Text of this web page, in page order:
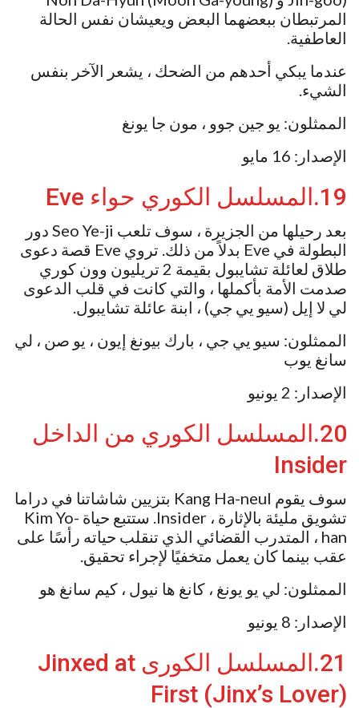
المرتبطان ببعضهما البعض ويعيشان نفس الحالة
العاطفية.
عندما يبكي أحدهم من الضحك ، يشعر الآخر بنفس
الشيء.
الممثلون: يو جين جوو ، مون جا يونغ
الإصدار: 16 مايو
19.المسلسل الكوري حواء Eve
بعد رحيلها من الجزيرة ، سوف تلعب Seo Ye-ji دور
البطولة في Eve بدلاً من ذلك. تروي Eve قصة دعوى
طلاق لعائلة تشايبول بقيمة 2 تريليون وون كوري
صدمت الأمة بأكملها ، والتي كانت في قلب الدعوى
لي لا إيل (سيو يي جي) ، ابنة عائلة تشايبول.
الممثلون: سيو يي جي ، بارك بيونغ إيون ، يو صن ، لي
سانغ يوب
الإصدار: 2 يونيو
20.المسلسل الكوري من الداخل
Insider
سوف يقوم Kang Ha-neul بتزيين شاشاتنا في دراما
تشويق مليئة بالإثارة ، Insider. ستتبع حياة Kim Yo-
han ، المتدرب القضائي الذي تنقلب حياته رأسًا على
عقب بينما كان يعمل متخفيًا لإجراء تحقيق.
الممثلون: لي يو يونغ ، كانغ ها نيول ، كيم سانغ هو
الإصدار: 8 يونيو
21.المسلسل الكورى Jinxed at
First (Jinx’s Lover)